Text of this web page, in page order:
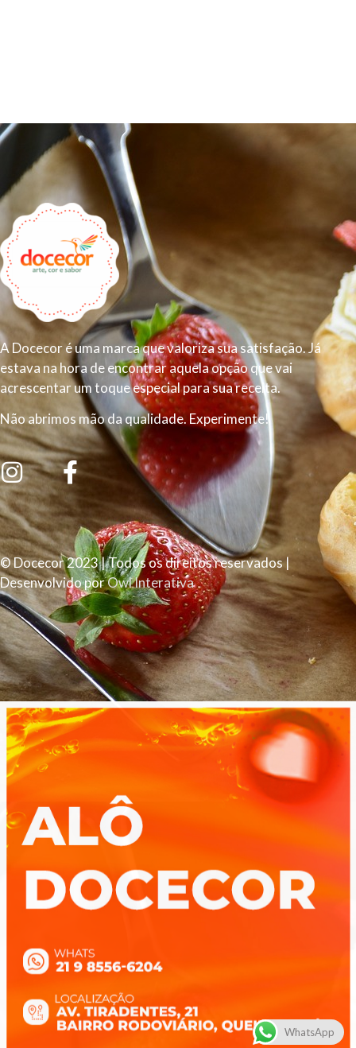
A Docecor é uma marca que valoriza sua satisfação. Já
estava na hora de encontrar aquela opção que vai
acrescentar um toque especial para sua receita.
Não abrimos mão da qualidade. Experimente!
© Docecor 2023 | Todos os direitos reservados |
Desenvolvido porOwl Interativa
WhatsApp